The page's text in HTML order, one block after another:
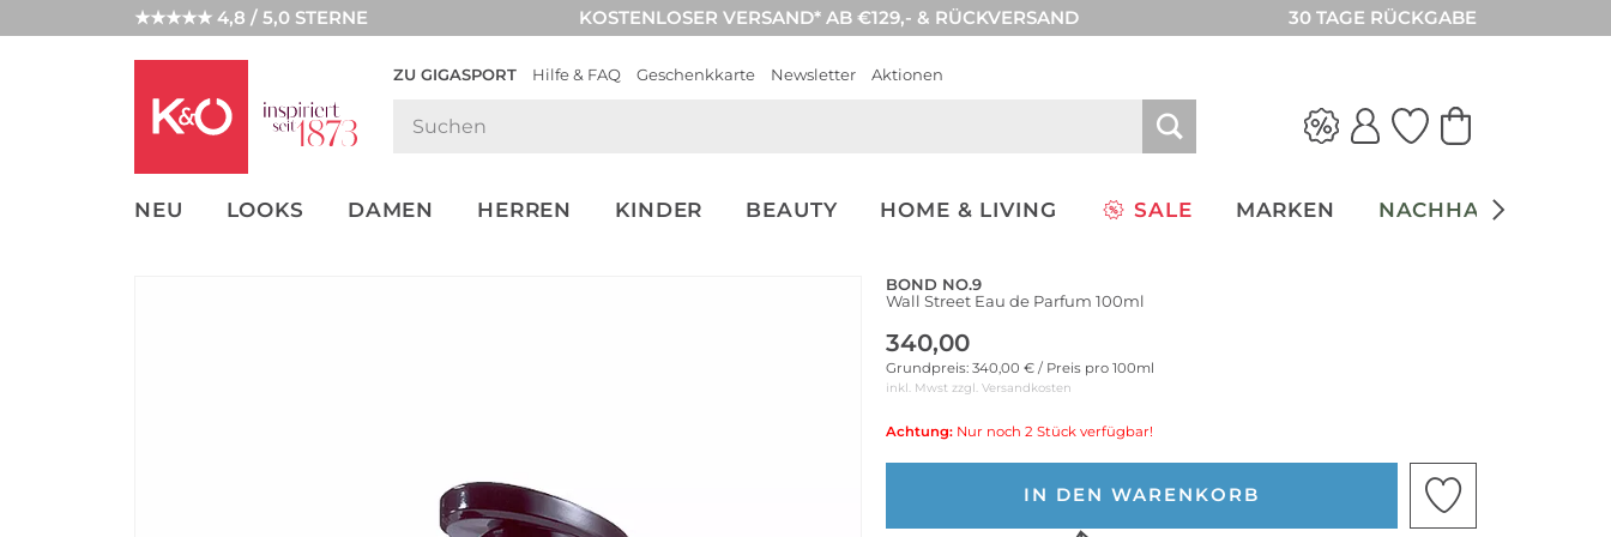
★★★★★ 4,8 / 5,0 STERNE KOSTENLOSER VERSAND* AB €129,- & RÜCKVERSAND 30 TAGE RÜCKGABE
ZU GIGASPORT Hilfe & FAQ Geschenkkarte Newsletter Aktionen
NEU LOOKS DAMEN HERREN KINDER BEAUTY HOME & LIVING SALE MARKEN NACHHALTIGKEIT
NEW IN
WEDDING
BOND NO.9
Wall Street Eau de Parfum 100ml
340,00
Grundpreis: 340,00 € / Preis pro 100ml
inkl. Mwst zzgl. Versandkosten
Achtung: Nur noch 2 Stück verfügbar!
IN DEN WARENKORB